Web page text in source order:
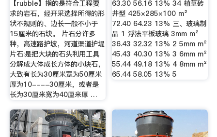
【rubble】指的是符合工程要
求的岩石，经开采选择所得的形
状不规则的、边长一般不小于
15厘米的石块。 片石分许多
种，高速路护坡，河道渠道护堤
片石:是把大块的石头利用工具
分解成大体成长方体的小块石，
大致有长为30厘米宽为50厘米
厚为10----30厘米，或者是
长为30厘米宽为40厘米厚 …
63.30 56.16 13% 34 植草砖
井型 425×285×100 m²
72.40 64.23 13% 三、玻璃制
品 1 浮法平板玻璃 3mm m²
36.43 32.32 13% 2 5mm m²
45.43 40.30 13% 3 6mm m²
55.44 49.18 13% 4 8mm m²
65.44 58.05 13% 5